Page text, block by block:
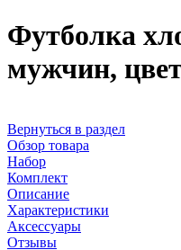
Футболка
мужчин,
Вернуться в раздел
Обзор товара
Набор
Комплект
Описание
Характеристики
Аксессуары
Отзывы